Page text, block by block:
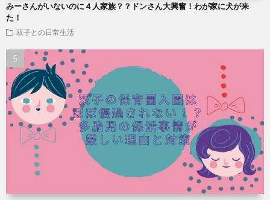
みーさんがいないのに４人家族？？ドンさん大興奮！わが家に犬が来
た！
双子との日常生活